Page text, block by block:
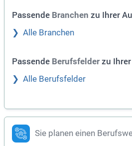
Passende Branchen zu Ihrer
Alle Branchen
Passende Berufsfelder zu
Alle Berufsfelder
Sie planen einen